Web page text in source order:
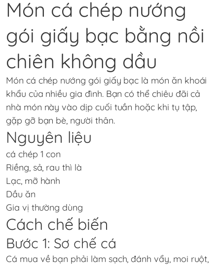
Món cá chép nướng
gói giấy bạc bằng nồi
chiên không dầu
Món cá chép nướng gói giấy bạc là món ăn khoái
khẩu của nhiều gia đình. Bạn có thể chiêu đãi cả
nhà món này vào dịp cuối tuần hoặc khi tụ tập,
gặp gỡ bạn bè, người thân.
Nguyên liệu
cá chép 1 con
Riềng, sả, rau thì là
Lạc, mỡ hành
Dầu ăn
Gia vị thường dùng
Cách chế biến
Bước 1: Sơ chế cá
Cá mua về bạn phải làm sạch, đánh vẩy, moi ruột,